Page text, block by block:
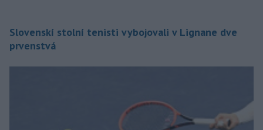
Slovenskí stolní tenisti vybojovali v Lignane dve
prvenstvá